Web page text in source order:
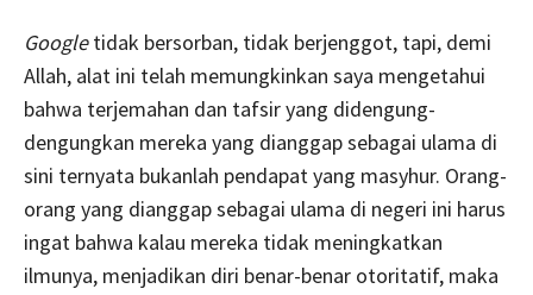
Googletidak bersorban, tidak berjenggot, tapi, demi
Allah, alat ini telah memungkinkan saya mengetahui
bahwa terjemahan dan tafsir yang didengung-
dengungkan mereka yang dianggap sebagai ulama di
sini ternyata bukanlah pendapat yang masyhur. Orang-
orang yang dianggap sebagai ulama di negeri ini harus
ingat bahwa kalau mereka tidak meningkatkan
ilmunya, menjadikan diri benar-benar otoritatif, maka